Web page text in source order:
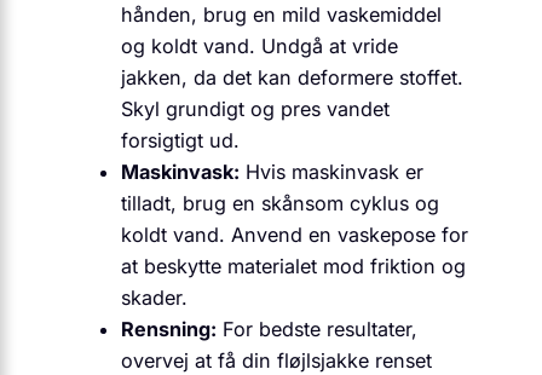
hånden, brug en mild vaskemiddel
og koldt vand. Undgå at vride
jakken, da det kan deformere stoffet.
Skyl grundigt og pres vandet
forsigtigt ud.
Maskinvask: Hvis maskinvask er
tilladt, brug en skånsom cyklus og
koldt vand. Anvend en vaskepose for
at beskytte materialet mod friktion og
skader.
Rensning: For bedste resultater,
overvej at få din fløjlsjakke renset